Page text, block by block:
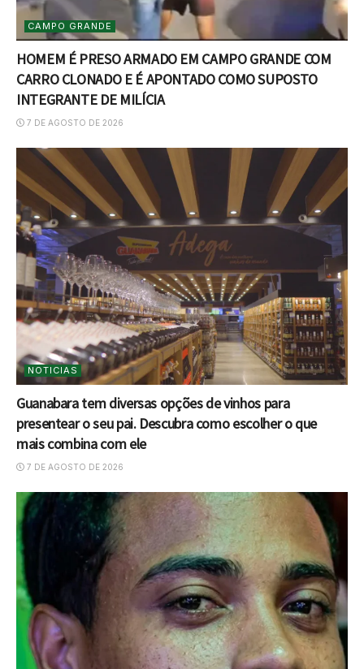
CAMPO GRANDE
HOMEM É PRESO ARMADO EM CAMPO GRANDE COM
CARRO CLONADO E É APONTADO COMO SUPOSTO
INTEGRANTE DE MILÍCIA
7 DE AGOSTO DE 2026
NOTICIAS
Guanabara tem diversas opções de vinhos para
presentear o seu pai. Descubra como escolher o que
mais combina com ele
7 DE AGOSTO DE 2026